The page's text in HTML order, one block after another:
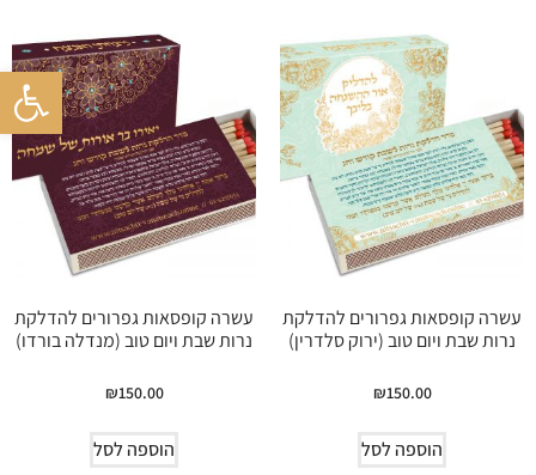
פתח
עשרה קופסאות גפרורים להדלקת
נרות שבת ויום טוב (ירוק סלדרין)
₪150.00
הוספה לסל
עשרה קופסאות גפרורים להדלקת
נרות שבת ויום טוב (מנדלה בורדו)
₪150.00
הוספה לסל